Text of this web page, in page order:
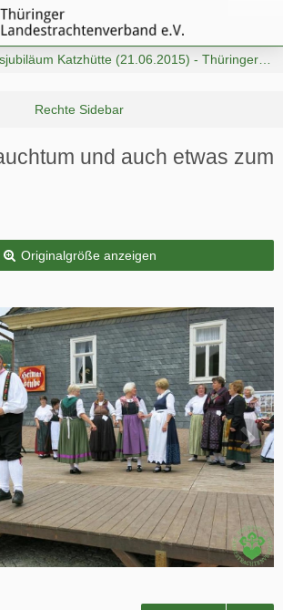
und auch etwas zum
Originalgröße anzeigen